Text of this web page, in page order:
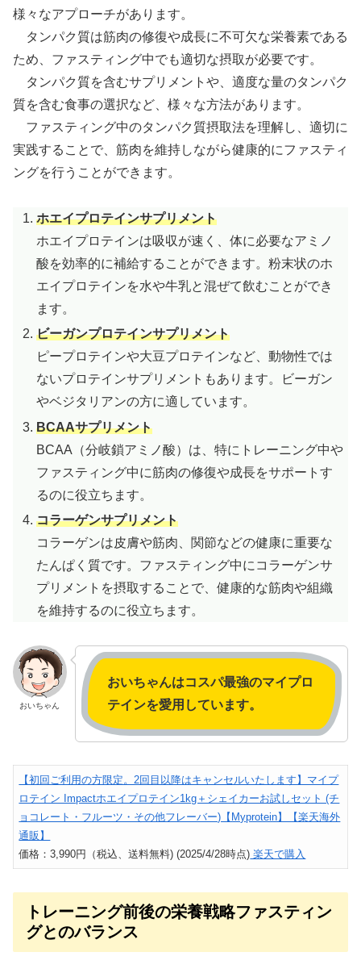
様々なアプローチがあります。
タンパク質は筋肉の修復や成長に不可欠な栄養素である
ため、ファスティング中でも適切な摂取が必要です。
タンパク質を含むサプリメントや、適度な量のタンパク
質を含む食事の選択など、様々な方法があります。
ファスティング中のタンパク質摂取法を理解し、適切に
実践することで、筋肉を維持しながら健康的にファスティ
ングを行うことができます。
ホエイプロテインサプリメント
ホエイプロテインは吸収が速く、体に必要なアミノ
酸を効率的に補給することができます。粉末状のホ
エイプロテインを水や牛乳と混ぜて飲むことができ
ます。
ビーガンプロテインサプリメント
ピープロテインや大豆プロテインなど、動物性では
ないプロテインサプリメントもあります。ビーガン
やベジタリアンの方に適しています。
BCAAサプリメント
BCAA（分岐鎖アミノ酸）は、特にトレーニング中や
ファスティング中に筋肉の修復や成長をサポートす
るのに役立ちます。
コラーゲンサプリメント
コラーゲンは皮膚や筋肉、関節などの健康に重要な
たんぱく質です。ファスティング中にコラーゲンサ
プリメントを摂取することで、健康的な筋肉や組織
を維持するのに役立ちます。
おいちゃん
おいちゃんはコスパ最強のマイプロ
テインを愛用しています。
【初回ご利用の方限定。2回目以降はキャンセルいたします】マイプ
ロテイン Impactホエイプロテイン1kg＋シェイカーお試しセット (チ
ョコレート・フルーツ・その他フレーバー)【Myprotein】【楽天海外
通販】
価格：3,990円（税込、送料無料) (2025/4/28時点) 楽天で購入
トレーニング前後の栄養戦略ファスティン
グとのバランス